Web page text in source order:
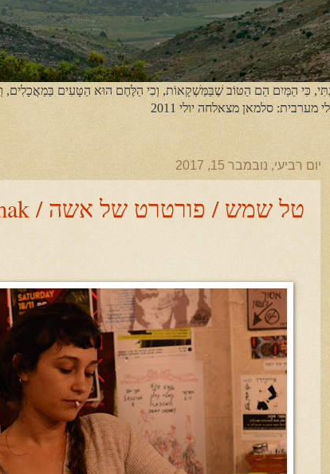
כִּי הַמַּיִם הֵם הַטּוֹב שֶׁבַּמַּשְׁקָאוֹת, וְכִי הַלֶּחֶם הוּא הַטָּעִים בַּמַאֲכָלִים,
סלמאן מצאלחה יולי 2011
יום רביעי, נובמבר 15, 2017
טל שמש / פורטרט של אשה /‏‏‎Caffe Kaymak ‎‏‏.